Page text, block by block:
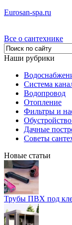
Eurosan-spa.ru
Все о сантехнике
Наши рубрики
Система
Водопровод
Отопление
Фильтры и
Дачные
Советы
Новые статьи
Трубы ПВХ под